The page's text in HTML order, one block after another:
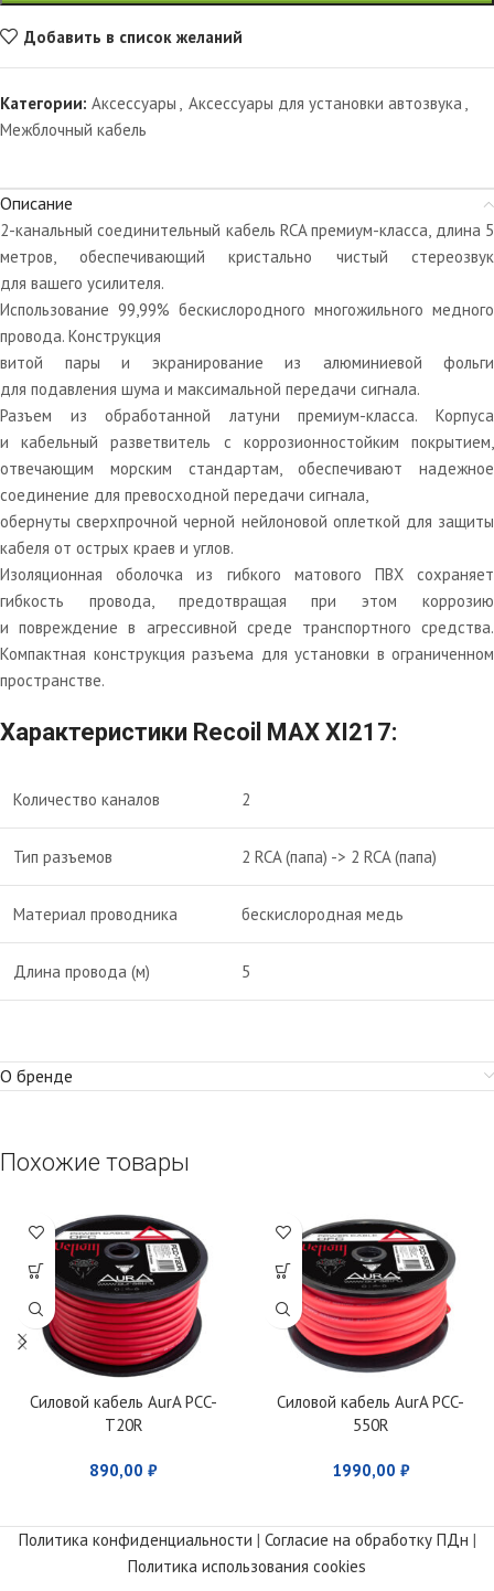
Добавить в список желаний
Категории: Аксессуары , Аксессуары для установки автозвука ,
Межблочный кабель
Описание
2-канальный соединительный кабель RCA премиум-класса, длина 5
метров, обеспечивающий кристально чистый стереозвук
для вашего усилителя.
Использование 99,99% бескислородного многожильного медного
провода. Конструкция
витой пары и экранирование из алюминиевой фольги
для подавления шума и максимальной передачи сигнала.
Разъем из обработанной латуни премиум-класса. Корпуса
и кабельный разветвитель с коррозионностойким покрытием,
отвечающим морским стандартам, обеспечивают надежное
соединение для превосходной передачи сигнала,
обернуты сверхпрочной черной нейлоновой оплеткой для защиты
кабеля от острых краев и углов.
Изоляционная оболочка из гибкого матового ПВХ сохраняет
гибкость провода, предотвращая при этом коррозию
и повреждение в агрессивной среде транспортного средства.
Компактная конструкция разъема для установки в ограниченном
пространстве.
Характеристики Recoil MAX XI217:
Количество каналов 2
Тип разъемов 2 RCA (папа) -> 2 RCA (папа)
Материал проводника бескислородная медь
Длина провода (м) 5
О бренде
Похожие товары
Силовой кабель AurA PCC-
T20R
890,00 ₽
Силовой кабель AurA PCC-
550R
1990,00 ₽
Политика конфиденциальности | Согласие на обработку ПДн |
Политика использования cookies